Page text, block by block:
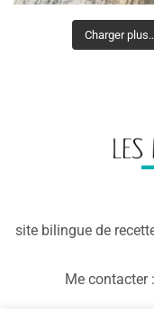
Charger
site bilingue de
Me contacter :